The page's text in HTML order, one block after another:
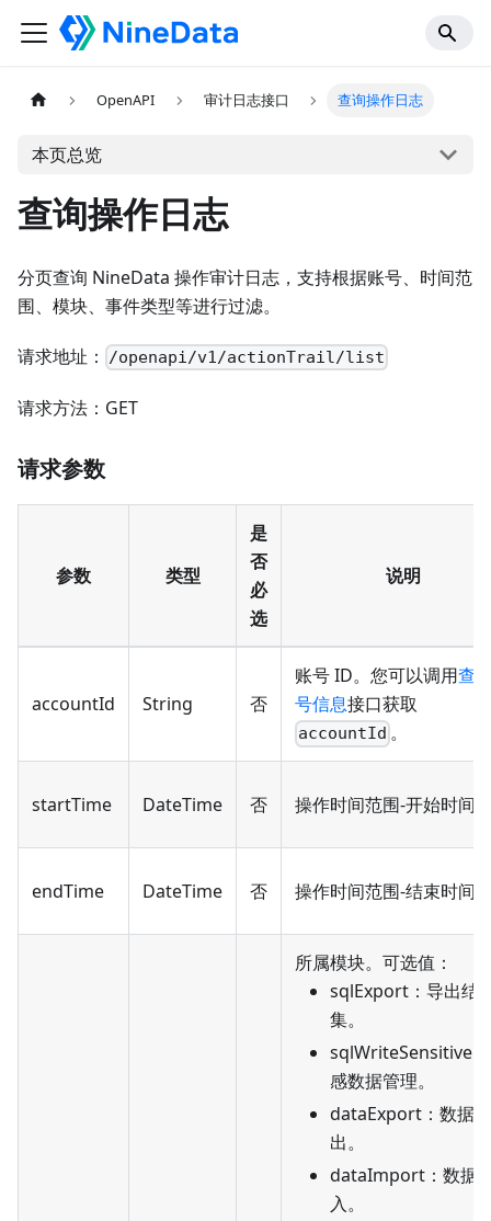
OpenAPI 审计日志接口 查询操作日志
本页总览
查询操作日志
分页查询 NineData 操作审计日志，支持根据账号、时间范
围、模块、事件类型等进行过滤。
请求地址： /openapi/v1/actionTrail/list
请求方法：GET
请求参数
参数 类型
是
否
必
选
说明
accountId String 否
账号 ID。您可以调用查
号信息接口获取
accountId 。
startTime DateTime 否 操作时间范围-开始时间
endTime DateTime 否 操作时间范围-结束时间
所属模块。可选值：
sqlExport：导出结
集。
sqlWriteSensitive
感数据管理。
dataExport：数据导
出。
dataImport：数据
入。